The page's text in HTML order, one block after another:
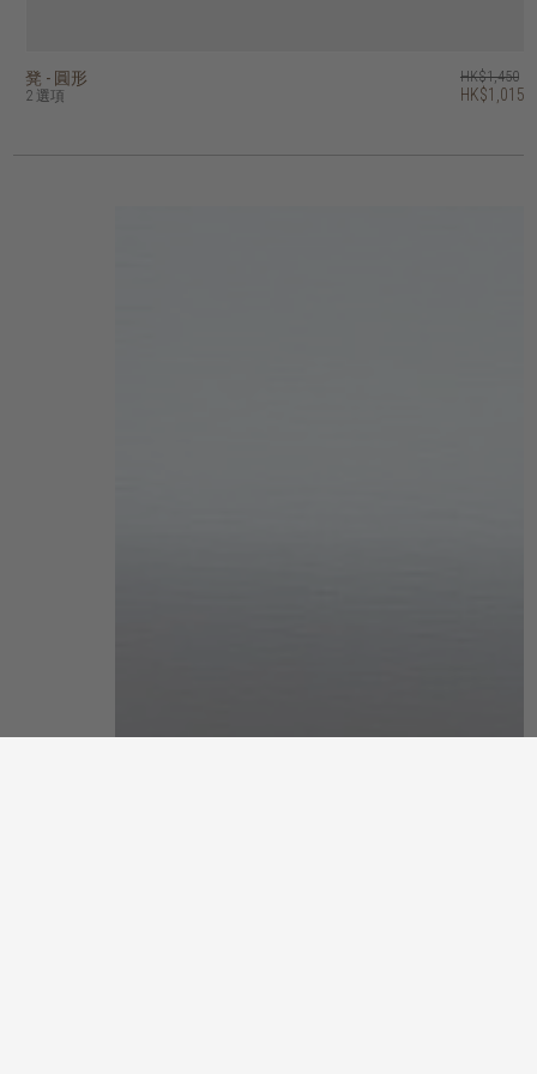
凳 - 圓形
2 選項
HK$1,450
HK$1,015
凳 - 方形
3 選項
HK$1,450
HK$1,015
tri 凳 - 圓形 HK$1,250
HK$1,000
osso 餐凳
2 選項
HK$3,450